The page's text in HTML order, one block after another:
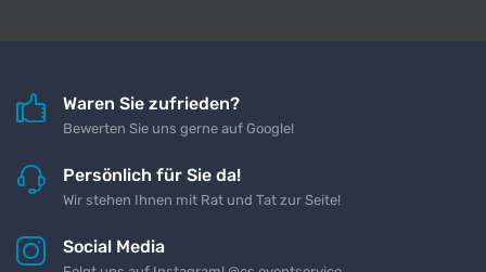
Waren Sie zufrieden?
Bewerten Sie uns gerne auf Google!
Persönlich für Sie da!
Wir stehen Ihnen mit Rat und Tat zur Seite!
Social Media